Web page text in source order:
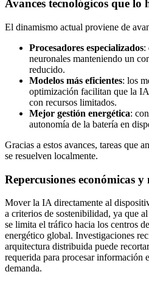
Avances tecnológicos que lo
El dinamismo actual proviene de
Procesadores especializados:
neuronales manteniendo un
reducido.
Modelos más eficientes: los
optimización facilitan que la
con recursos limitados.
Mejor gestión energética:
autonomía de la batería en
Gracias a estos avances, tareas que
se resuelven localmente.
Repercusiones económicas
Mover la IA directamente al
a criterios de sostenibilidad, ya que
se limita el tráfico hacia los centros
energético global. Investigaciones
arquitectura distribuida puede
requerida para procesar información
demanda.